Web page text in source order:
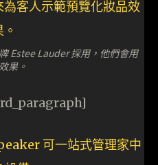
Estee Lauder 採用，他們會用
果。